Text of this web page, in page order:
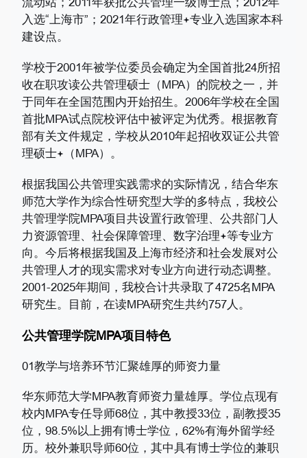
流动站；2011年获批公共管理一级博士点；2012年
入选“上海市”；2021年行政管理 专业入选国家本科
建设点。
学校于2001年被学位委员会确定为全国首批24所招
收在职攻读公共管理硕士（MPA）的院校之一，并
于同年在全国范围内开始招生。2006年学校在全国
首批MPA试点院校评估中被评定为优秀。根据教育
部有关文件规定，学校从2010年起招收双证公共管
理硕士
（MPA）。
根据我国公共管理实践需求的实际情况，结合华东
师范大学作为综合性研究型大学的多特点，我校公
共管理学院MPA项目共设置行政管理、公共部门人
力资源管理、社会保障管理、数字治理 等专业方
向。今后将根据我国及上海市经济和社会发展对公
共管理人才的现实需求对专业方向进行动态调整。
2001-2025年期间，我校合计共录取了4725名MPA
研究生。目前，在读MPA研究生共约757人。
公共管理学院MPA项目特色
01教学与培养环节汇聚雄厚的师资力量
华东师范大学MPA教育师资力量雄厚。学位点现有
校内MPA专任导师68位，其中教授33位，副教授35
位，98.5%以上拥有博士学位，62%有海外留学经
历。校外兼职导师60位，其中具有博士学位的兼职